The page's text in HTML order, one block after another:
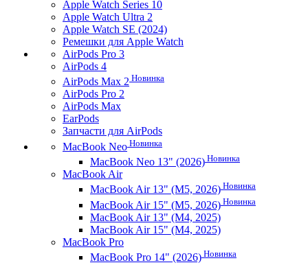
Apple Watch Series 10
Apple Watch Ultra 2
Apple Watch SE (2024)
Ремешки для Apple Watch
AirPods Pro 3
AirPods 4
AirPods Max 2 Новинка
AirPods Pro 2
AirPods Max
EarPods
Запчасти для AirPods
MacBook Neo Новинка
MacBook Neo 13" (2026) Новинка
MacBook Air
MacBook Air 13" (M5, 2026) Новинка
MacBook Air 15" (M5, 2026) Новинка
MacBook Air 13" (M4, 2025)
MacBook Air 15" (M4, 2025)
MacBook Pro
MacBook Pro 14" (2026) Новинка